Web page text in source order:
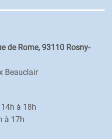
de Rome, 93110 Rosny-
Beauclair
à 18h
à 17h